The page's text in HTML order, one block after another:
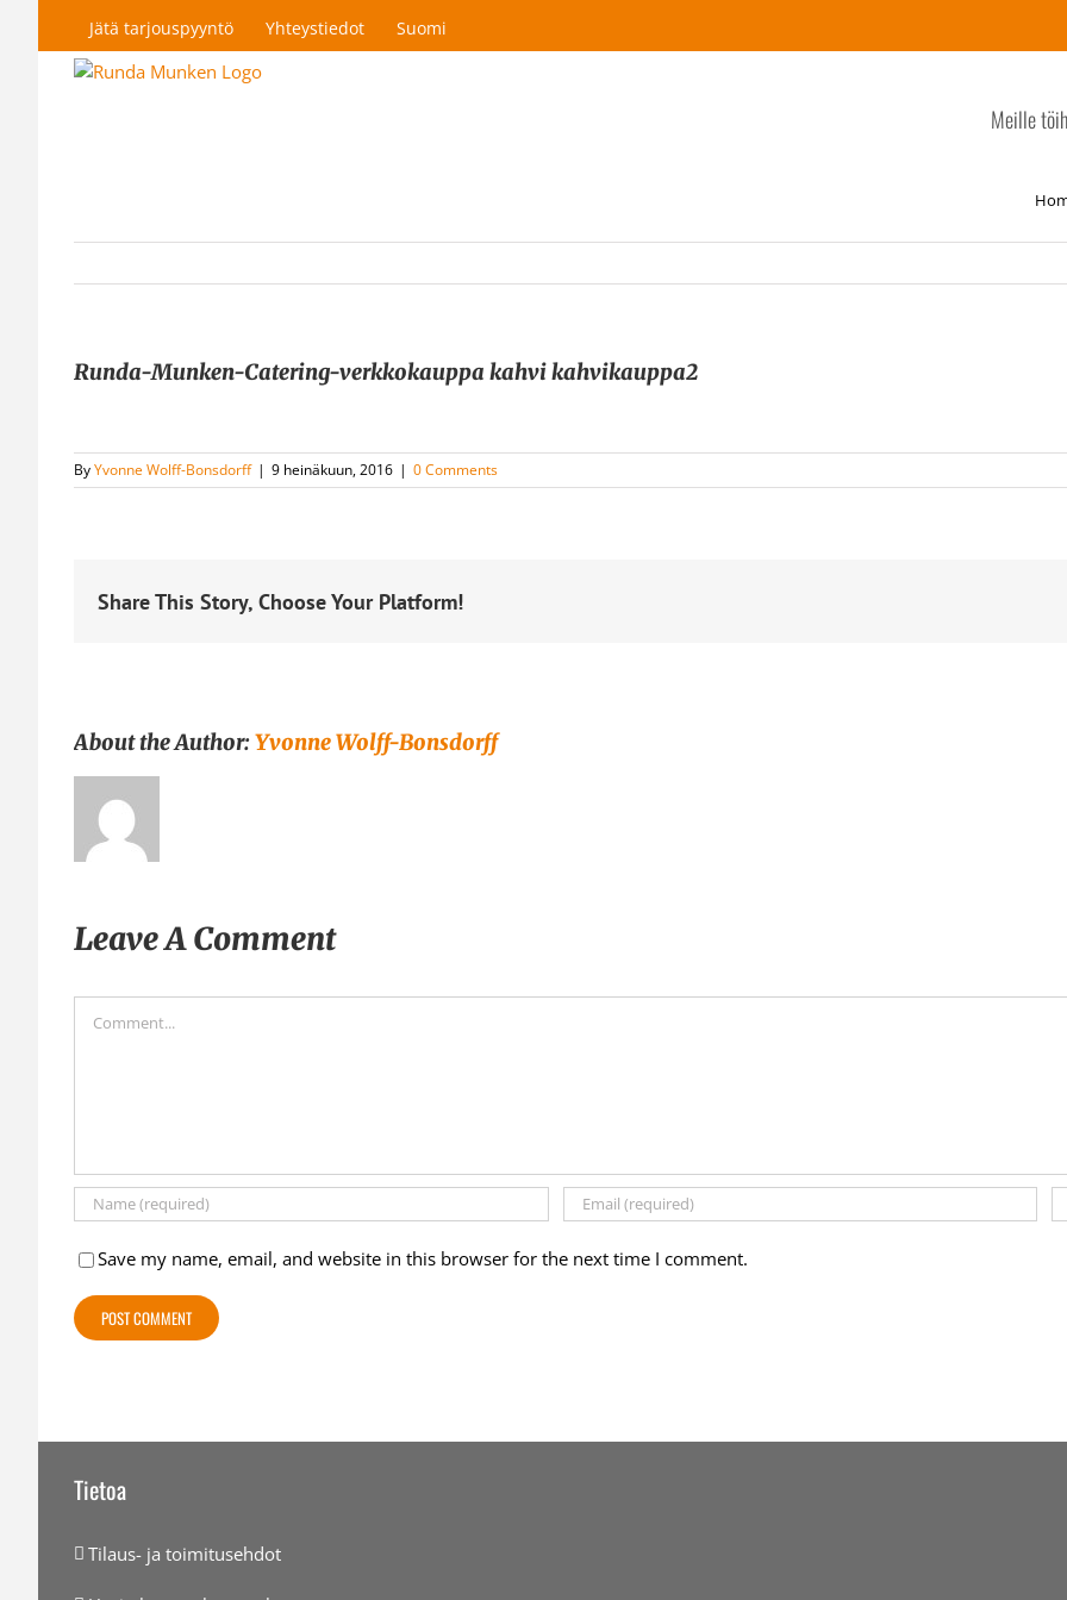
Jätä tarjouspyyntö Yhteystiedot Suomi
Meille
Runda-Munken-Catering-verkkokauppa kahvi kahvikauppa2
ByYvonne Wolff-Bonsdorff | 9 heinäkuun, 2016 | 0 Comments
Share This Story, Choose Your Platform!
About the Author:Yvonne Wolff-Bonsdorff
Leave A Comment
Save my name, email, and website in this browser for the next time I comment.
Tietoa
Tilaus- ja toimitusehdot